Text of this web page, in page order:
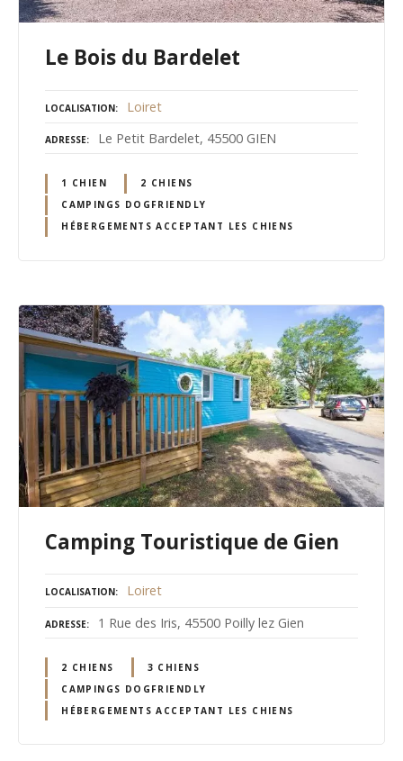
Le Bois du Bardelet
LOCALISATION Loiret
ADRESSE Le Petit Bardelet, 45500 GIEN
1 CHIEN
2 CHIENS
CAMPINGS DOGFRIENDLY
HÉBERGEMENTS ACCEPTANT LES CHIENS
Camping Touristique de Gien
LOCALISATION Loiret
ADRESSE 1 Rue des Iris, 45500 Poilly lez Gien
2 CHIENS
3 CHIENS
CAMPINGS DOGFRIENDLY
HÉBERGEMENTS ACCEPTANT LES CHIENS